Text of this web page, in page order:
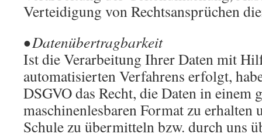
Verteidigung von Rechtsansprüchen
• Datenübertragbarkeit
Ist die Verarbeitung Ihrer Daten mit
automatisierten Verfahrens erfolgt,
DSGVO das Recht, die Daten in einem
maschinenlesbaren Format zu erhalten
Schule zu übermitteln bzw. durch uns